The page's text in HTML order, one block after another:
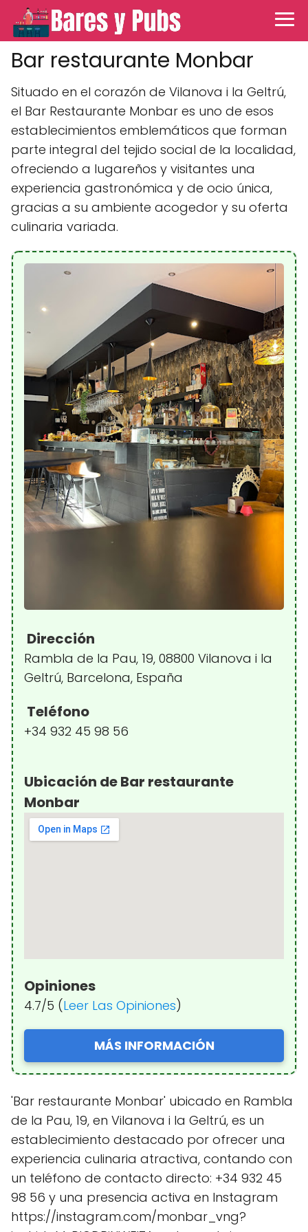
Bar restaurante Monbar
Situado en el corazón de Vilanova i la Geltrú,
el Bar Restaurante Monbar es uno de esos
establecimientos emblemáticos que forman
parte integral del tejido social de la localidad,
ofreciendo a lugareños y visitantes una
experiencia gastronómica y de ocio única,
gracias a su ambiente acogedor y su oferta
culinaria variada.
Dirección
Rambla de la Pau, 19, 08800 Vilanova i la
Geltrú, Barcelona, España
Teléfono
+34 932 45 98 56
Ubicación de Bar restaurante
Monbar
Opiniones
4.7/5 (Leer Las Opiniones)
MÁS INFORMACIÓN
'Bar restaurante Monbar' ubicado en Rambla
de la Pau, 19, en Vilanova i la Geltrú, es un
establecimiento destacado por ofrecer una
experiencia culinaria atractiva, contando con
un teléfono de contacto directo: +34 932 45
98 56 y una presencia activa en Instagram
https://instagram.com/monbar_vng?